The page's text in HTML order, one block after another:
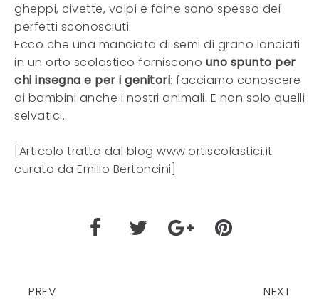
gheppi, civette, volpi e faine sono spesso dei
perfetti sconosciuti.
Ecco che una manciata di semi di grano lanciati
in un orto scolastico forniscono uno spunto per
chi insegna e per i genitori: facciamo conoscere
ai bambini anche i nostri animali. E non solo quelli
selvatici…
[Articolo tratto dal blog www.ortiscolastici.it
curato da Emilio Bertoncini]
PREV NEXT